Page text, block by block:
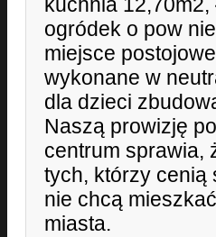
kuchnia 12,70m2,
ogródek o pow
miejsce
wykonane w
dla dzieci
Naszą prowizję
centrum sprawia,
tych, którzy cenią
nie chcą
miasta.